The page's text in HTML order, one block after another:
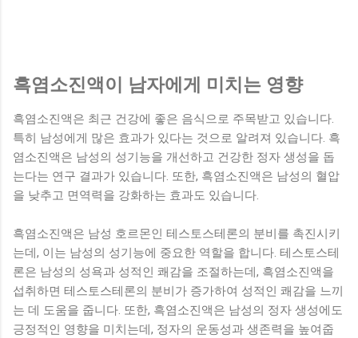
흑염소진액이 남자에게 미치는 영향
흑염소진액은 최근 건강에 좋은 음식으로 주목받고 있습니다.
특히 남성에게 많은 효과가 있다는 것으로 알려져 있습니다. 흑
염소진액은 남성의 성기능을 개선하고 건강한 정자 생성을 돕
는다는 연구 결과가 있습니다. 또한, 흑염소진액은 남성의 혈압
을 낮추고 면역력을 강화하는 효과도 있습니다.
흑염소진액은 남성 호르몬인 테스토스테론의 분비를 촉진시키
는데, 이는 남성의 성기능에 중요한 역할을 합니다. 테스토스테
론은 남성의 성욕과 성적인 쾌감을 조절하는데, 흑염소진액을
섭취하면 테스토스테론의 분비가 증가하여 성적인 쾌감을 느끼
는 데 도움을 줍니다. 또한, 흑염소진액은 남성의 정자 생성에도
긍정적인 영향을 미치는데, 정자의 운동성과 생존력을 높여줍